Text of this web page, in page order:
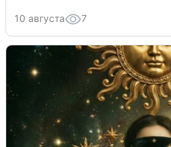
10 августа 7